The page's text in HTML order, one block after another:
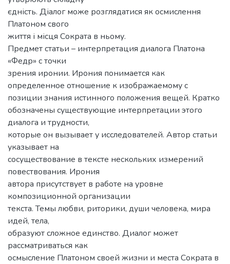
єдність. Діалог може розглядатися як осмислення
Платоном свого
життя і місця Сократа в ньому.
Предмет статьи – интерпретация диалога Платона
«Федр» с точки
зрения иронии. Ирония понимается как
определенное отношение к изображаемому с
позиции знания истинного положения вещей. Кратко
обозначены существующие интерпретации этого
диалога и трудности,
которые он вызывает у исследователей. Автор статьи
указывает на
сосуществование в тексте нескольких измерений
повествования. Ирония
автора присутствует в работе на уровне
композиционной организации
текста. Темы любви, риторики, души человека, мира
идей, тела,
образуют сложное единство. Диалог может
рассматриваться как
осмысление Платоном своей жизни и места Сократа в